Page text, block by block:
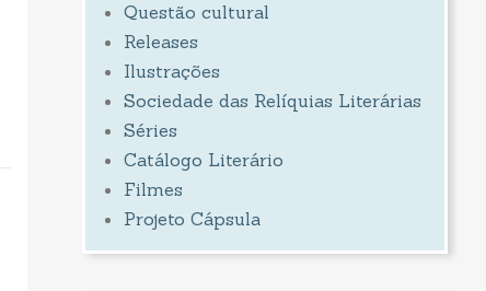
Questão cultural
Releases
Ilustrações
Sociedade das Relíquias Literárias
Séries
Catálogo Literário
Filmes
Projeto Cápsula